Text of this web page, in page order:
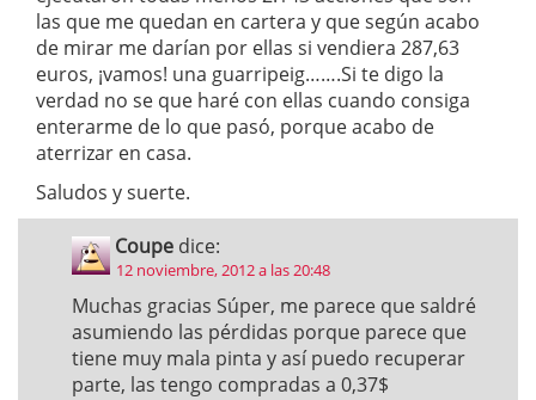
las que me quedan en cartera y que según acabo
de mirar me darían por ellas si vendiera 287,63
euros, ¡vamos! una guarripeig…….Si te digo la
verdad no se que haré con ellas cuando consiga
enterarme de lo que pasó, porque acabo de
aterrizar en casa.
Saludos y suerte.
Coupe dice:
12 noviembre, 2012 a las 20:48
Muchas gracias Súper, me parece que saldré
asumiendo las pérdidas porque parece que
tiene muy mala pinta y así puedo recuperar
parte, las tengo compradas a 0,37$